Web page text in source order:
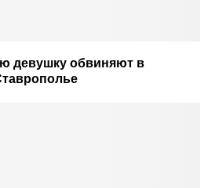
девушку обвиняют в